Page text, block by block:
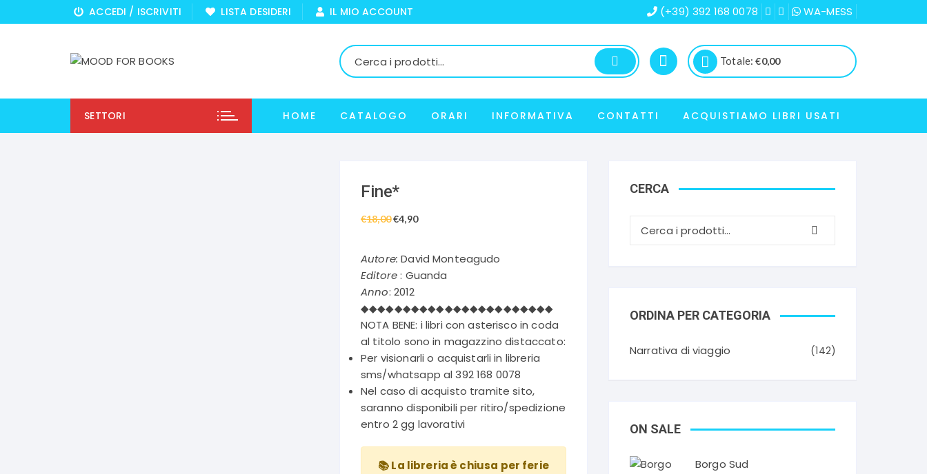
al
ACCEDI / ISCRIVITI LISTA DESIDERI IL MIO ACCOUNT (+39) 392 168 0078 WA-MESS
Totale:€0,00
SETTORI HOME CATALOGO ORARI INFORMATIVA CONTATTI ACQUISTIAMO LIBRI USATI
Fine*
€18,00Il
originale
€18,00.
€4,90Il
attuale
Autore: David Monteagudo
Editore: Guanda
Anno: 2012
◆◆◆◆◆◆◆◆◆◆◆◆◆◆◆◆◆◆◆◆◆◆◆
NOTA BENE: i libri con asterisco in coda
al titolo sono in magazzino distaccato:
Per visionarli o acquistarli in libreria
sms/whatsapp al 392 168 0078
Nel caso di acquisto tramite sito,
saranno disponibili per ritiro/spedizione
entro 2 gg lavorativi
📚 La libreria è chiusa per ferie
CERCA
ORDINA PER CATEGORIA
Narrativa di viaggio (142)
ON SALE
Borgo Sud